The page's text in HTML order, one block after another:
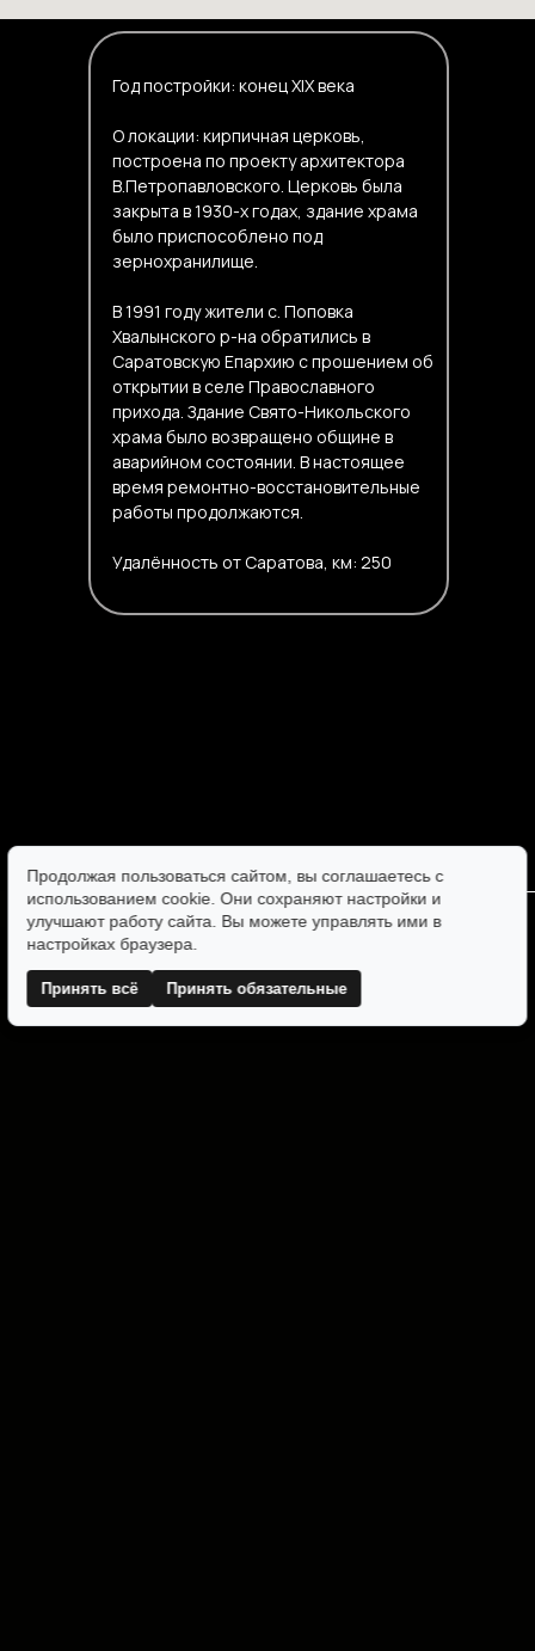
Продолжая пользоваться сайтом, вы соглашаетесь с
использованием cookie. Они сохраняют настройки и
улучшают работу сайта. Вы можете управлять ими в
настройках браузера.
Принять всё Принять обязательные
Год постройки: конец XIX века
О локации: кирпичная церковь,
построена по проекту архитектора
В.Петропавловского. Церковь была
закрыта в 1930-х годах, здание храма
было приспособлено под
зернохранилище.
В 1991 году жители с. Поповка
Хвалынского р-на обратились в
Саратовскую Епархию с прошением об
открытии в селе Православного
прихода. Здание Свято-Никольского
храма было возвращено общине в
аварийном состоянии. В настоящее
время ремонтно-восстановительные
работы продолжаются.
Удалённость от Саратова, км: 250